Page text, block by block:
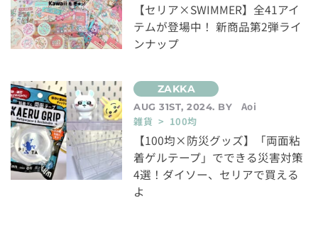
【セリア×SWIMMER】全41アイ
テムが登場中！ 新商品第2弾ライ
ンナップ
AUG 31ST, 2024. BY
Aoi
雑貨 > 100均
【100均×防災グッズ】「両面粘
着ゲルテープ」でできる災害対策
4選！ダイソー、セリアで買える
よ